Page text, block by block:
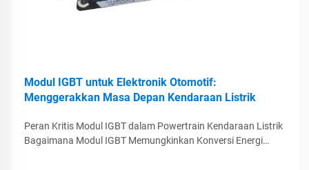
Modul IGBT untuk Elektronik Otomotif:
Menggerakkan Masa Depan Kendaraan Listrik
Peran Kritis Modul IGBT dalam Powertrain Kendaraan Listrik
Bagaimana Modul IGBT Memungkinkan Konversi Energi